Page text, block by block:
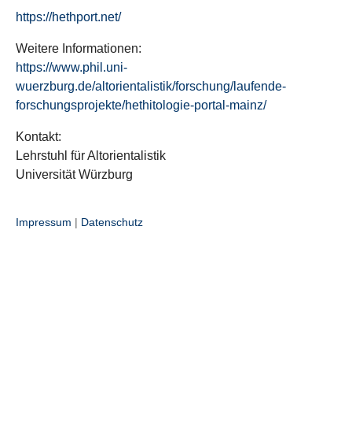
https://hethport.net/
Weitere Informationen:
https://www.phil.uni-
wuerzburg.de/altorientalistik/forschung/laufende-
forschungsprojekte/hethitologie-portal-mainz/
Kontakt:
Lehrstuhl für Altorientalistik
Universität Würzburg
Impressum | Datenschutz